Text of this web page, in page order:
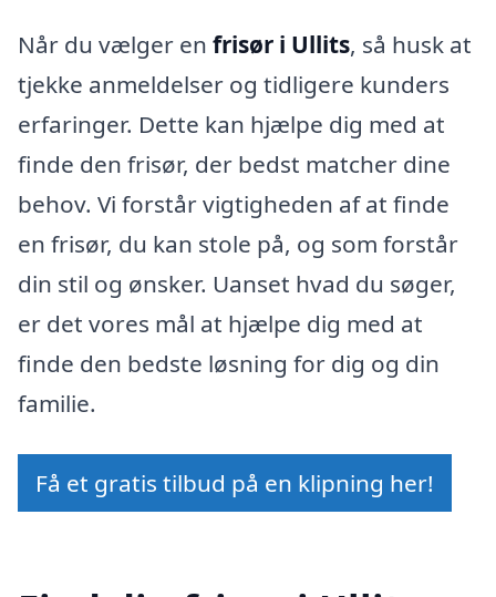
Når du vælger en frisør i Ullits, så husk at
tjekke anmeldelser og tidligere kunders
erfaringer. Dette kan hjælpe dig med at
finde den frisør, der bedst matcher dine
behov. Vi forstår vigtigheden af at finde
en frisør, du kan stole på, og som forstår
din stil og ønsker. Uanset hvad du søger,
er det vores mål at hjælpe dig med at
finde den bedste løsning for dig og din
familie.
Få et gratis tilbud på en klipning her!